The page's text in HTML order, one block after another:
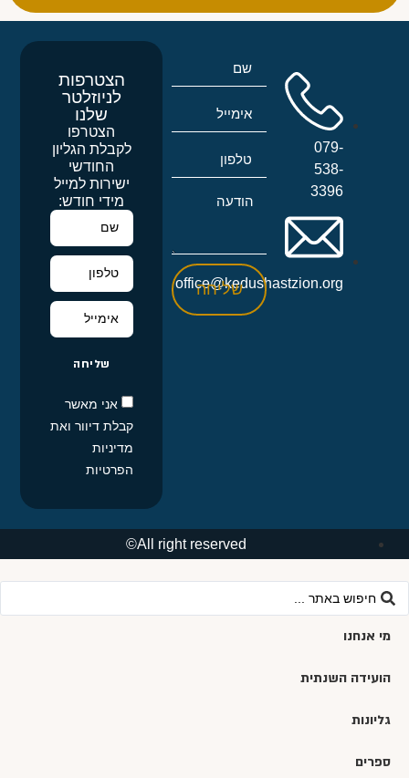
079-
538-
3396
office@kedushastzion.org
שליחה
הצטרפות
לניוזלטר
שלנו
הצטרפו
לקבלת הגליון
החודשי
ישירות למייל
מידי חודש:
אני מאשר
קבלת דיוור ואת
מדיניות
הפרטיות
שליחה
All right reserved©
מי אנחנו
הועידה השנתית
גליונות
ספרים